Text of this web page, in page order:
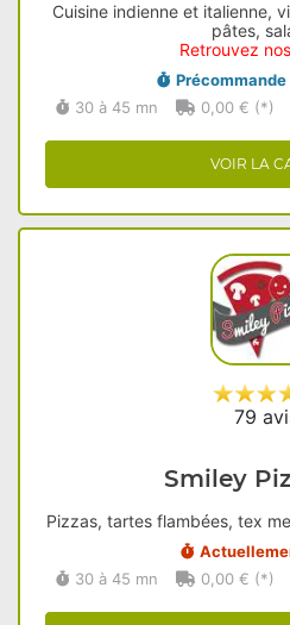
Cuisine indienne et italienne,
pâtes,
Retrouvez
30 à 45 mn
0,00 € (*)
VOIR LA
79
Smiley
Pizzas, tartes flambées, tex
30 à 45 mn
0,00 € (*)